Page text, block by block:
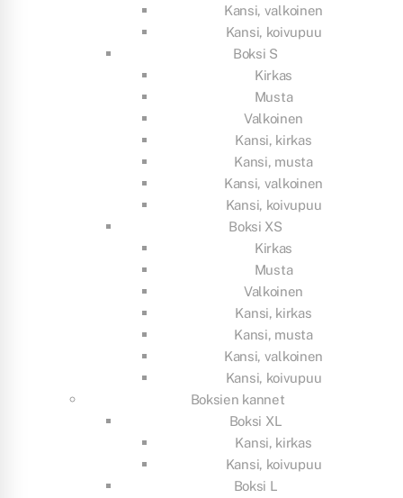
Kansi, valkoinen
Kansi, koivupuu
Boksi S
Kirkas
Musta
Valkoinen
Kansi, kirkas
Kansi, musta
Kansi, valkoinen
Kansi, koivupuu
Boksi XS
Kirkas
Musta
Valkoinen
Kansi, kirkas
Kansi, musta
Kansi, valkoinen
Kansi, koivupuu
Boksien kannet
Boksi XL
Kansi, kirkas
Kansi, koivupuu
Boksi L